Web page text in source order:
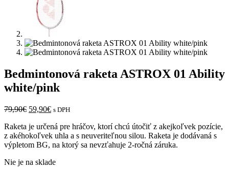
Bedmintonová raketa ASTROX 01 Ability
white/pink
79,90€ Pôvodná
bola:
79,90€.
59,90€Aktuálna
je:
59,90€.
s DPH
Raketa je určená pre hráčov, ktorí chcú útočiť z akejkoľvek pozície,
z akéhokoľvek uhla a s neuveriteľnou silou. Raketa je dodávaná s
výpletom BG, na ktorý sa nevzťahuje 2-ročná záruka.
Nie je na sklade